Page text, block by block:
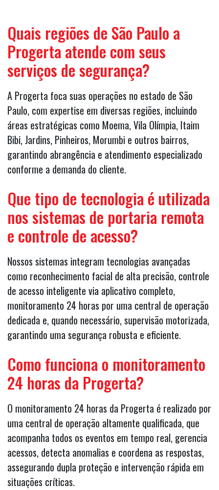
Quais regiões de São Paulo a
Progerta atende com seus
serviços de segurança?
A Progerta foca suas operações no estado de São
Paulo, com expertise em diversas regiões, incluindo
áreas estratégicas como Moema, Vila Olímpia, Itaim
Bibi, Jardins, Pinheiros, Morumbi e outros bairros,
garantindo abrangência e atendimento especializado
conforme a demanda do cliente.
Que tipo de tecnologia é utilizada
nos sistemas de portaria remota
e controle de acesso?
Nossos sistemas integram tecnologias avançadas
como reconhecimento facial de alta precisão, controle
de acesso inteligente via aplicativo completo,
monitoramento 24 horas por uma central de operação
dedicada e, quando necessário, supervisão motorizada,
garantindo uma segurança robusta e eficiente.
Como funciona o monitoramento
24 horas da Progerta?
O monitoramento 24 horas da Progerta é realizado por
uma central de operação altamente qualificada, que
acompanha todos os eventos em tempo real, gerencia
acessos, detecta anomalias e coordena as respostas,
assegurando dupla proteção e intervenção rápida em
situações críticas.